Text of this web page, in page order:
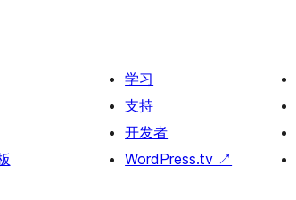
学习
支持
开发者
WordPress.tv ↗